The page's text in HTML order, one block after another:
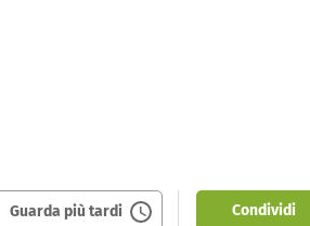
Guarda più tardi Condividi